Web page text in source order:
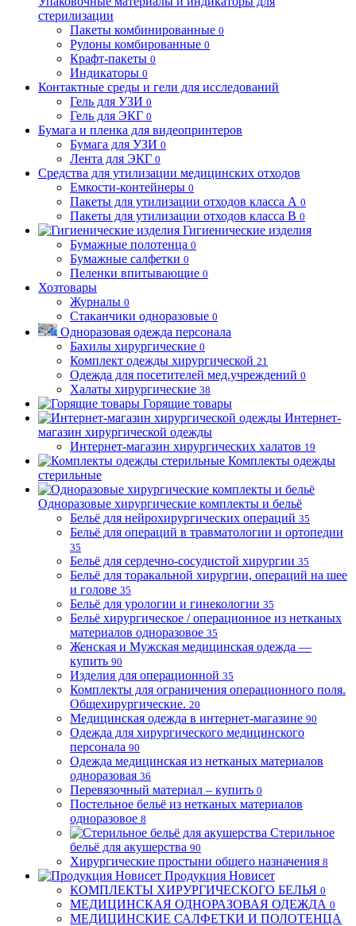
стерилизации
Пакеты комбинированные 0
Рулоны комбированные 0
Крафт-пакеты 0
Индикаторы 0
Контактные среды и гели для исследований
Гель для УЗИ 0
Гель для ЭКГ 0
Бумага и пленка для видеопринтеров
Бумага для УЗИ 0
Лента для ЭКГ 0
Средства для утилизации медицинских отходов
Емкости-контейнеры 0
Пакеты для утилизации отходов класса А 0
Пакеты для утилизации отходов класса В 0
Гигиенические изделия
Бумажные полотенца 0
Бумажные салфетки 0
Пеленки впитывающие 0
Хозтовары
Журналы 0
Стаканчики одноразовые 0
Одноразовая одежда персонала
Бахилы хирургические 0
Комплект одежды хирургической 21
Одежда для посетителей мед.учреждений 0
Халаты хирургические 38
Горящие товары
Интернет-
магазин хирургической одежды
Интернет-магазин хирургических халатов 19
Комплекты одежды
стерильные
Одноразовые хирургические комплекты и бельё
Бельё для нейрохирургических операций 35
Бельё для операций в травматологии и ортопедии
35
Бельё для сердечно-сосудистой хирургии 35
Бельё для торакальной хирургии, операций на шее
и голове 35
Бельё для урологии и гинекологии 35
Бельё хирургическое / операционное из нетканых
материалов одноразовое 35
Женская и Мужская медицинская одежда —
купить 90
Изделия для операционной 35
Комплекты для ограничения операционного поля.
Общехирургические. 20
Медицинская одежда в интернет-магазине 90
Одежда для хирургического медицинского
персонала 90
Одежда медицинская из нетканых материалов
одноразовая 36
Перевязочный материал – купить 0
Постельное бельё из нетканых материалов
одноразовое 8
Стерильное
бельё для акушерства 90
Хирургические простыни общего назначения 8
Продукция Новисет
КОМПЛЕКТЫ ХИРУРГИЧЕСКОГО БЕЛЬЯ 0
МЕДИЦИНСКАЯ ОДНОРАЗОВАЯ ОДЕЖДА 0
МЕДИЦИНСКИЕ САЛФЕТКИ И ПОЛОТЕНЦА